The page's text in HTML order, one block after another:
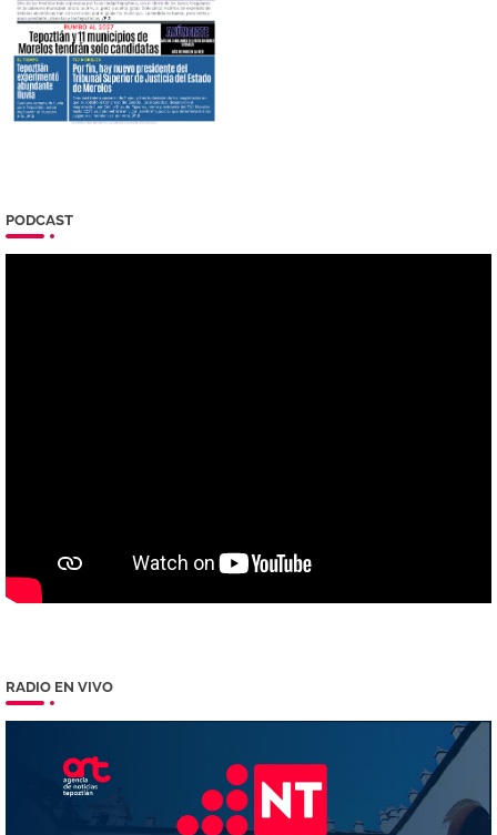
PODCAST
RADIO EN VIVO